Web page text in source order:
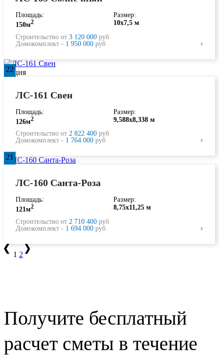
Площадь:
150м2
Размер:
10х7,5 м
Строительство от 3 120 000 руб
Домокомплект - 1 950 000 руб
Акция
22
ЛС-161 Свен
Площадь:
126м2
Размер:
9,588х8,338 м
Строительство от 2 822 400 руб
Домокомплект - 1 764 000 руб
21
ЛС-160 Санта-Роза
Площадь:
121м2
Размер:
8,75х11,25 м
Строительство от 2 710 400 руб
Домокомплект - 1 694 000 руб
1 2
Получите бесплатный
расчет сметы в течение